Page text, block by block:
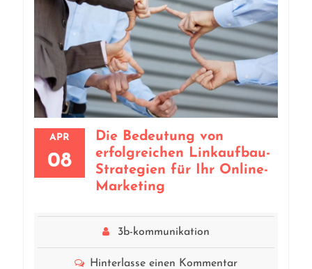
APR
08
Die Bedeutung von
erfolgreichen Linkaufbau-
Strategien für Ihr Online-
Marketing
3b-kommunikation
Hinterlasse einen Kommentar